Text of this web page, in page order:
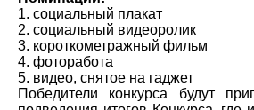
1. социальный плакат
2. социальный видеоролик
3. короткометражный фильм
4. фоторабота
5. видео, снятое на гаджет
Победители конкурса будут